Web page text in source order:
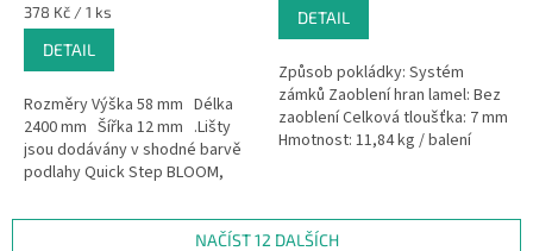
Měrná
cena:
378 Kč / 1 ks
DETAIL
Rozměry Výška 58 mm Délka
2400 mm Šířka 12 mm .Lišty
jsou dodávány v shodné barvě
podlahy Quick Step BLOOM,
DETAIL
Způsob pokládky: Systém
zámků Zaoblení hran lamel: Bez
zaoblení Celková tloušťka: 7 mm
Hmotnost: 11,84 kg / balení
NAČÍST 12 DALŠÍCH